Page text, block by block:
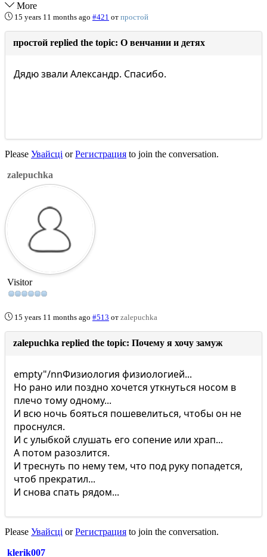
More
15 years 11 months ago #421 от простой
простой replied the topic: О венчании и детях
Дядю звали Александр. Спасибо.
Please Увайсці orРегистрация to join the conversation.
zalepuchka
Visitor
15 years 11 months ago #513 от zalepuchka
zalepuchka replied the topic: Почему я хочу замуж
empty"/nnФизиология физиологией...
Но рано или поздно хочется уткнуться носом в
плечо тому одному...
И всю ночь бояться пошевелиться, чтобы он не
проснулся.
И с улыбкой слушать его сопение или храп...
А потом разозлится.
И треснуть по нему тем, что под руку попадется,
чтоб прекратил...
И снова спать рядом...
Please Увайсці orРегистрация to join the conversation.
klerik007